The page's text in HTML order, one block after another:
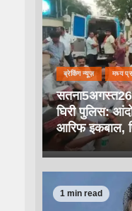
ब्रेकिंग न्यूज़ मध्य
घिरी पुलिस:
आरिफ इकबाल,
1 min read